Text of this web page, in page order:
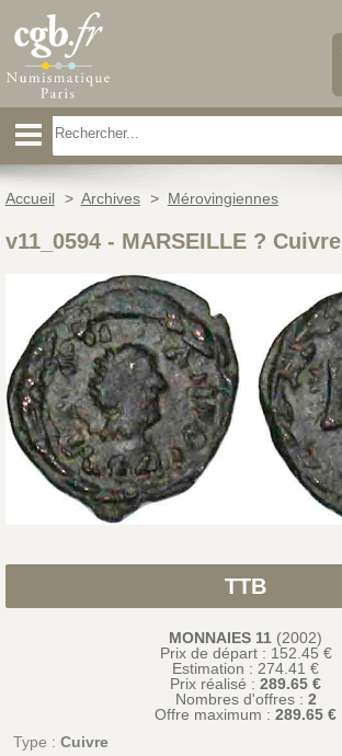
Accueil > Archives > Mérovingiennes
v11_0594- MARSEILLE ? Cuivre
TTB
MONNAIES 11 (2002)
Prix de départ : 152.45 €
Estimation : 274.41 €
Prix réalisé : 289.65 €
Nombres d'offres : 2
Offre maximum : 289.65 €
Type : Cuivre